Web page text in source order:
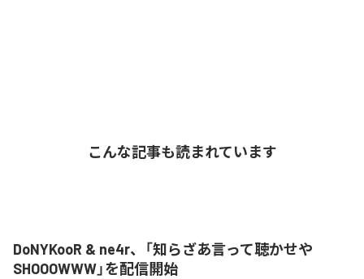
こんな記事も読まれています
DoNYKooR & ne4r、「知らざあ言って聴かせや
SHOOOWWW」を配信開始